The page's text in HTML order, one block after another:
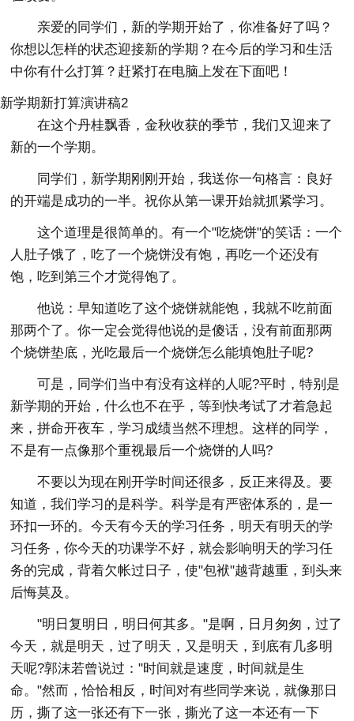
亲爱的同学们，新的学期开始了，你准备好了吗？
你想以怎样的状态迎接新的学期？在今后的学习和生活
中你有什么打算？赶紧打在电脑上发在下面吧！
新学期新打算演讲稿2
在这个丹桂飘香，金秋收获的季节，我们又迎来了
新的一个学期。
同学们，新学期刚刚开始，我送你一句格言：良好
的开端是成功的一半。祝你从第一课开始就抓紧学习。
这个道理是很简单的。有一个"吃烧饼"的笑话：一个
人肚子饿了，吃了一个烧饼没有饱，再吃一个还没有
饱，吃到第三个才觉得饱了。
他说：早知道吃了这个烧饼就能饱，我就不吃前面
那两个了。你一定会觉得他说的是傻话，没有前面那两
个烧饼垫底，光吃最后一个烧饼怎么能填饱肚子呢?
可是，同学们当中有没有这样的人呢?平时，特别是
新学期的开始，什么也不在乎，等到快考试了才着急起
来，拼命开夜车，学习成绩当然不理想。这样的同学，
不是有一点像那个重视最后一个烧饼的人吗?
不要以为现在刚开学时间还很多，反正来得及。要
知道，我们学习的是科学。科学是有严密体系的，是一
环扣一环的。今天有今天的学习任务，明天有明天的学
习任务，你今天的功课学不好，就会影响明天的学习任
务的完成，背着欠帐过日子，使"包袱"越背越重，到头来
后悔莫及。
"明日复明日，明日何其多。"是啊，日月匆匆，过了
今天，就是明天，过了明天，又是明天，到底有几多明
天呢?郭沫若曾说过："时间就是速度，时间就是生
命。"然而，恰恰相反，时间对有些同学来说，就像那日
历，撕了这一张还有下一张，撕光了这一本还有一下